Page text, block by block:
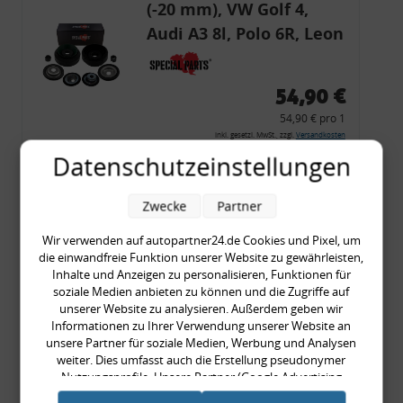
(-20 mm), VW Golf 4,
Audi A3 8l, Polo 6R, Leon
54,90 €
54,90 € pro 1
inkl. gesetzl. MwSt., zzgl. Versandkosten
Merkzettel
Zum Artikel
Rückleuchtenband mit
Blinker, rot, US-Ecken,
Audi 80 Cabrio, Typ 89,
OE-Nr.: 8G0945225 +
8G0945225C
999,99 €
Datenschutzeinstellungen
Wir verwenden auf autopartner24.de Cookies und Pixel, um
die einwandfreie Funktion unserer Website zu gewährleisten,
Inhalte und Anzeigen zu personalisieren, Funktionen für
soziale Medien anbieten zu können und die Zugriffe auf
unserer Website zu analysieren. Außerdem geben wir
Informationen zu Ihrer Verwendung unserer Website an
unsere Partner für soziale Medien, Werbung und Analysen
weiter. Dies umfasst auch die Erstellung pseudonymer
Nutzungsprofile. Unsere Partner (Google Advertising
Products) führen diese Informationen möglicherweise mit
Zwecke Partner